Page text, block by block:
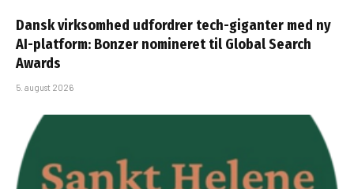
Dansk virksomhed udfordrer tech-giganter med ny
AI-platform: Bonzer nomineret til Global Search
Awards
5. august 2026